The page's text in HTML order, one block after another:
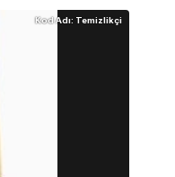
Kod Adı: Temizlikçi